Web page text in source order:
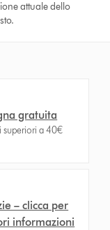
attuale dello
gratuita
superiori a 40€
– clicca per
informazioni